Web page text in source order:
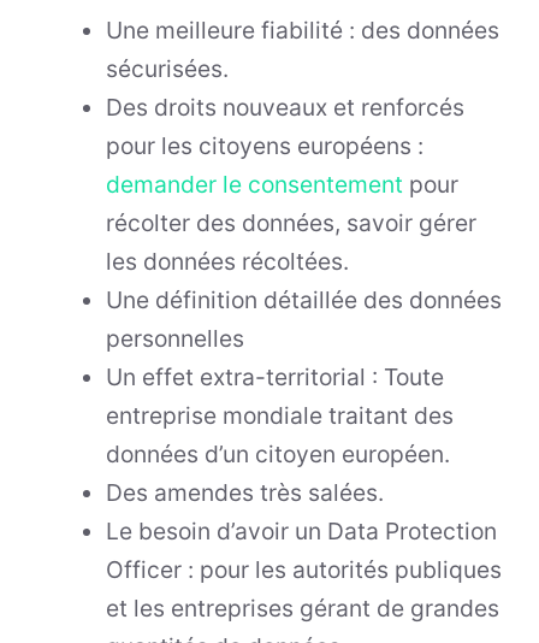
Une meilleure fiabilité : des données
sécurisées.
Des droits nouveaux et renforcés
pour les citoyens européens :
demander le consentement pour
récolter des données, savoir gérer
les données récoltées.
Une définition détaillée des données
personnelles
Un effet extra-territorial : Toute
entreprise mondiale traitant des
données d’un citoyen européen.
Des amendes très salées.
Le besoin d’avoir un Data Protection
Officer : pour les autorités publiques
et les entreprises gérant de grandes